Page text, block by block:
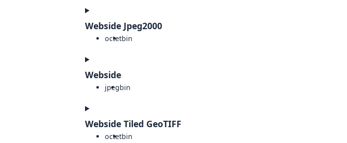
Webside Jpeg2000
octetbin
Webside
jpegbin
Webside Tiled GeoTIFF
octetbin